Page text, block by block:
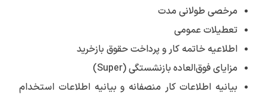
مرخصی طولانی مدت
تعطیلات عمومی
اطلاعیه خاتمه کار و پرداخت حقوق بازخرید
مزایای فوق‌العاده بازنشستگی (Super)
بیانیه اطلاعات کار منصفانه و بیانیه اطلاعات استخدام